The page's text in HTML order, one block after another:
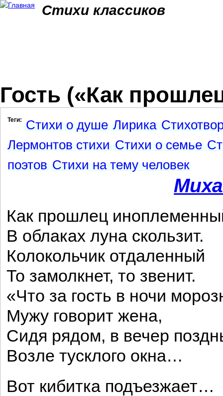
Стихи классиков
Гость («Как
Теги: Стихи о душе Лирика
Лермонтов стихи Стихи о семье
поэтов Стихи на тему человек
Как прошлец
В облаках луна скользит.
Колокольчик отдаленный
То замолкнет, то звенит.
«Что за гость в ночи
Мужу говорит жена,
Сидя рядом, в вечер
Возле тусклого окна…
Вот кибитка подъезжает…